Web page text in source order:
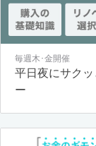
毎週木･金開催
平日夜にサク
ー